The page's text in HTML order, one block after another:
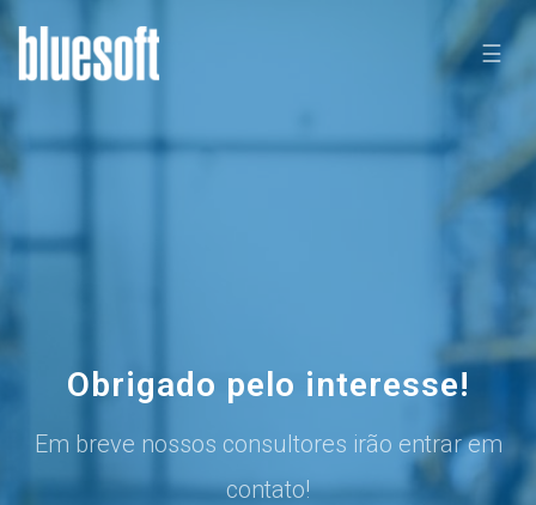
☰
Obrigado pelo interesse!
Em breve nossos consultores irão entrar em
contato!